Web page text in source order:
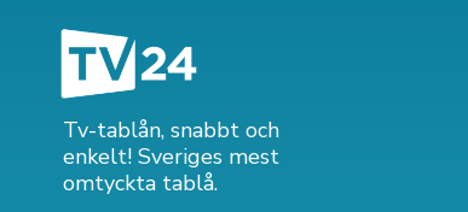
Tv-tablån, snabbt och
enkelt! Sveriges mest
omtyckta tablå.